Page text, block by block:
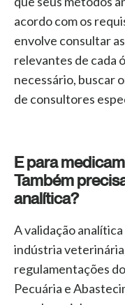
acordo com os
envolve consultar
relevantes de cada
necessário, buscar
de consultores
E para
Também
analítica?
A validação
indústria
regulamentações
Pecuária e